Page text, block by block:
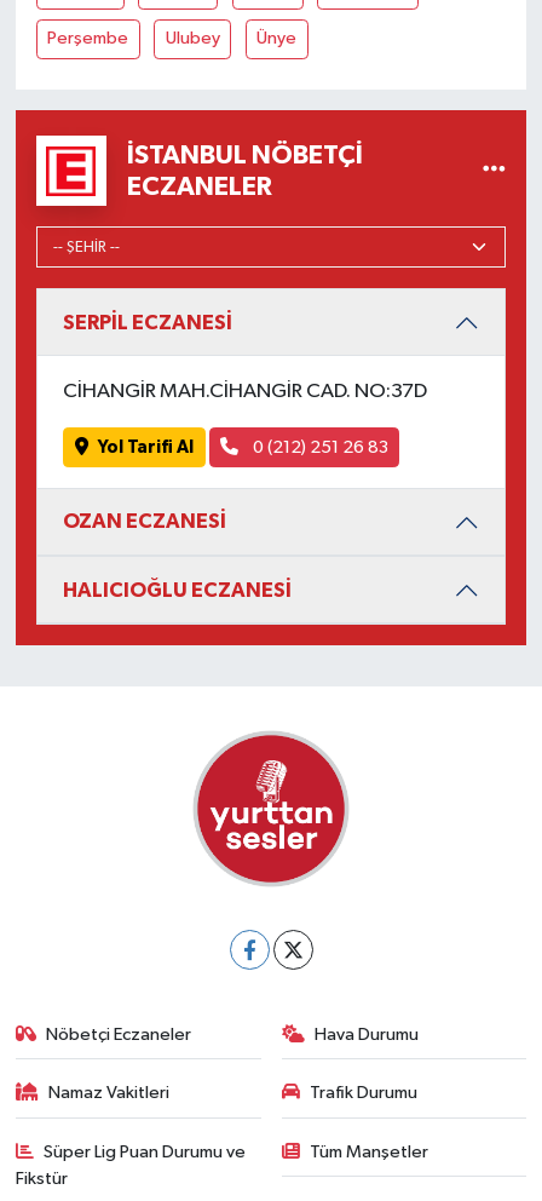
Perşembe Ulubey Ünye
İSTANBUL NÖBETÇI
ECZANELER
SERPİL ECZANESİ
CİHANGİR MAH.CİHANGİR CAD. NO:37D
Yol Tarifi Al 0 (212) 251 26 83
OZAN ECZANESİ
HALICIOĞLU ECZANESİ
Nöbetçi Eczaneler Hava Durumu
Namaz Vakitleri Trafik Durumu
Süper Lig Puan Durumu ve
Fikstür
Tüm Manşetler